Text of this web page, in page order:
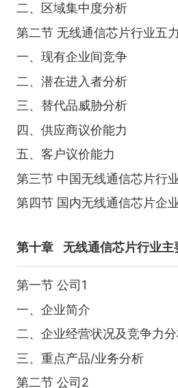
二、区域集中度分析
第二节 无线通信芯片行业五
一、现有企业间竞争
二、潜在进入者分析
三、替代品威胁分析
四、供应商议价能力
五、客户议价能力
第三节 中国无线通信芯片行
第四节 国内无线通信芯片企
第十章 无线通信芯片行业
第一节 公司1
一、企业简介
二、企业经营状况及竞争力
三、重点产品/业务分析
第二节 公司2